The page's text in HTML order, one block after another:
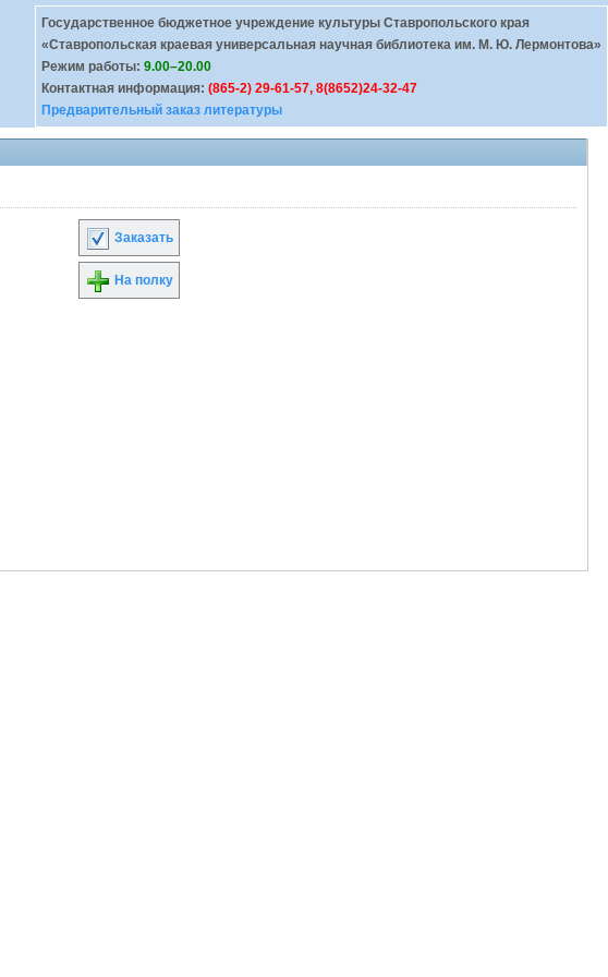
Государственное бюджетное учреждение культуры Ставропольского края
«Ставропольская краевая универсальная научная библиотека им. М. Ю. Лермонтова»
Режим работы: 9.00–20.00
Контактная информация: (865-2) 29-61-57, 8(8652)24-32-47
Предварительный заказ литературы
Заказать
На полку